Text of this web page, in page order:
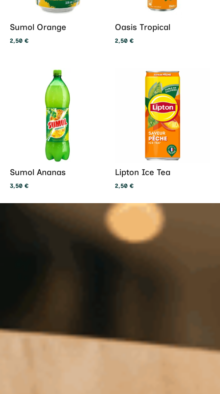
Sumol Orange
2,50 €
Oasis Tropical
2,50 €
Sumol Ananas
3,50 €
Lipton Ice Tea
2,50 €